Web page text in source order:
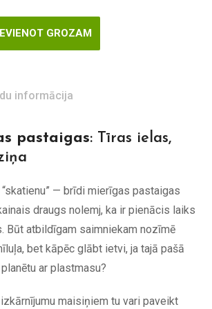
GROZAM
informācija
pastaigas: Tīras ielas,
— brīdi mierīgas pastaigas
draugs nolemj, ka ir pienācis laiks
Būt atbildīgam saimniekam nozīmē
bet kāpēc glābt ietvi, ja tajā pašā
ar plastmasu?
izkārnījumu maisiņiem tu vari paveikt